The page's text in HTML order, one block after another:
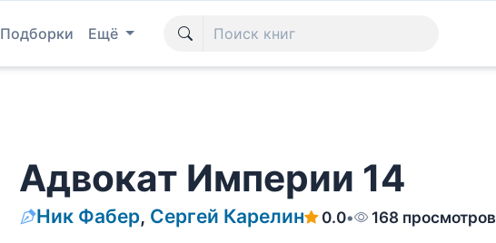
Подборки Ещё
Адвокат Империи 14
Ник Фабер, Сергей Карелин 0.0• 168 просмотров